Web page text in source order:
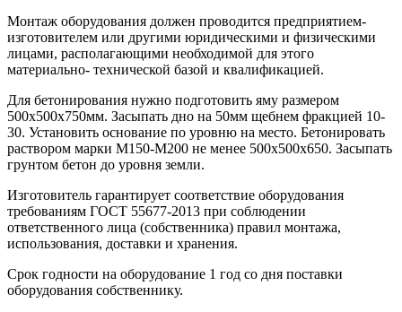
Монтаж оборудования должен проводится предприятием-
изготовителем или другими юридическими и физическими
лицами, располагающими необходимой для этого
материально- технической базой и квалификацией.
Для бетонирования нужно подготовить яму размером
500х500х750мм. Засыпать дно на 50мм щебнем фракцией 10-
30. Установить основание по уровню на место. Бетонировать
раствором марки М150-М200 не менее 500х500х650. Засыпать
грунтом бетон до уровня земли.
Изготовитель гарантирует соответствие оборудования
требованиям ГОСТ 55677-2013 при соблюдении
ответственного лица (собственника) правил монтажа,
использования, доставки и хранения.
Срок годности на оборудование 1 год со дня поставки
оборудования собственнику.